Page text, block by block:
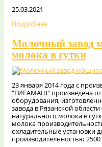
25.03.2021
Подробнее
Молочный завод
молока в сутки
23 января 2014 года с
"ГИГАМАШ" произведена
оборудования,
завода в Рязанской
натурального молока в
молока
охладительные установки
производительностью 2500